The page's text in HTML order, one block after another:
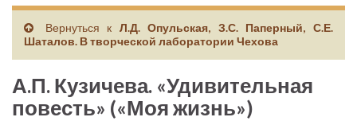
Вернуться к Л.Д. Опульская, З.С. Паперный, С.Е.
Шаталов. В творческой лаборатории Чехова
А.П. Кузичева. «Удивительная
повесть» («Моя жизнь»)